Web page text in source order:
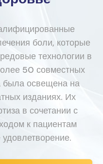
боли, которые
технологии в
50 совместных
была освещена на
изданиях. Их
в сочетании с
к пациентам